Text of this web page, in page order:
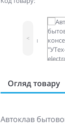
<
Огляд товару
Автоклав